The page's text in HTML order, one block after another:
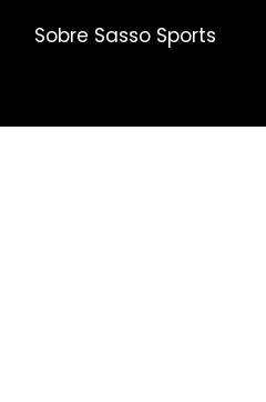
Sobre Sasso Sports